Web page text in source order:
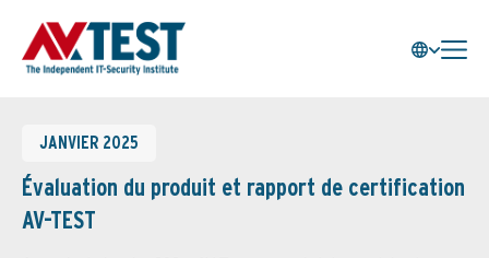
JANVIER 2025
Évaluation du produit et rapport de certification
AV-TEST